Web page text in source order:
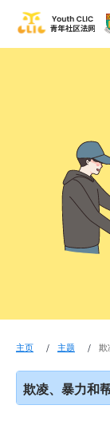
主页 主题 欺
欺凌、暴力和